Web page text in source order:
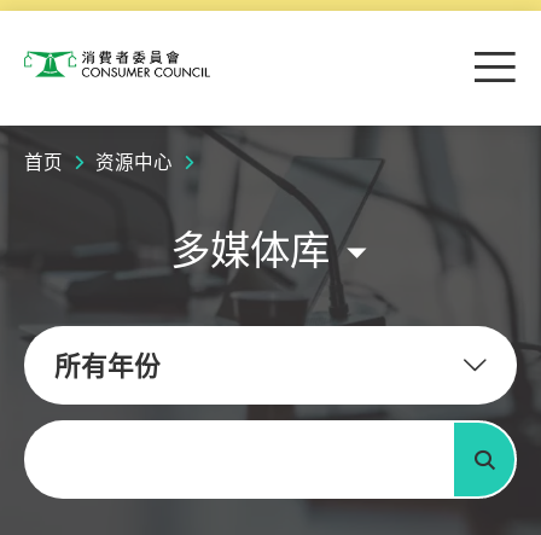
消费者委员会 目
首页 资源中心
多媒体库
所有年份
关键字
搜寻